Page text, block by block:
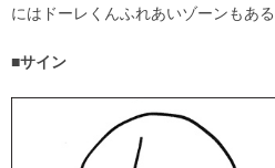
にはドーレくんふれあいゾーンもあ
■サイン